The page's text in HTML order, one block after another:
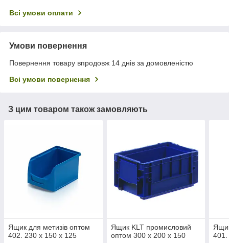
Всі умови оплати
Умови повернення
Повернення товару впродовж 14 днів за домовленістю
Всі умови повернення
З цим товаром також замовляють
Ящик для метизів оптом
402. 230 х 150 х 125
Ящик KLT промисловий
оптом 300 х 200 х 150
401.